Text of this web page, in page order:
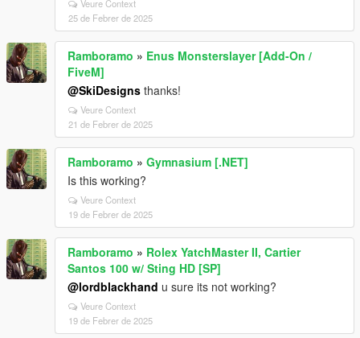
Veure Context
25 de Febrer de 2025
Ramboramo » Enus Monsterslayer [Add-On /
FiveM]
@SkiDesigns thanks!
Veure Context
21 de Febrer de 2025
Ramboramo » Gymnasium [.NET]
Is this working?
Veure Context
19 de Febrer de 2025
Ramboramo » Rolex YatchMaster II, Cartier
Santos 100 w/ Sting HD [SP]
@lordblackhand u sure its not working?
Veure Context
19 de Febrer de 2025